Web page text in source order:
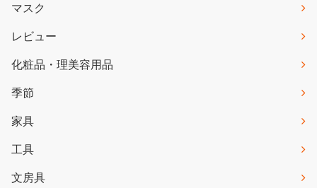
マスク
レビュー
化粧品・理美容用品
季節
家具
工具
文房具